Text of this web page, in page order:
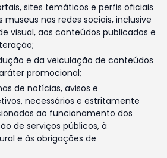
sites temáticos e perfis oficiais
museus nas redes sociais, inclusive
visual, aos conteúdos publicados e
e da veiculação de conteúdos
promocional;
de notícias, avisos e
necessários e estritamente
ao funcionamento dos
de serviços públicos, à
e às obrigações de